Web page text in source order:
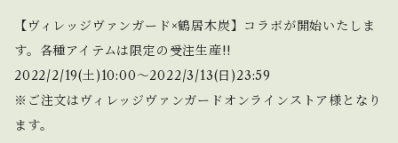
【ヴィレッジヴァンガード×鶴居木炭】コラボが開始いたしま
す。各種アイテムは限定の受注生産!!
2022/2/19(土)10:00〜2022/3/13(日)23:59
※ご注文はヴィレッジヴァンガードオンラインストア様となり
ます。